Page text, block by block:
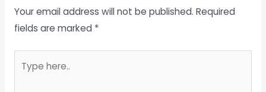
Your email address will not be published. Required
fields are marked *
here..